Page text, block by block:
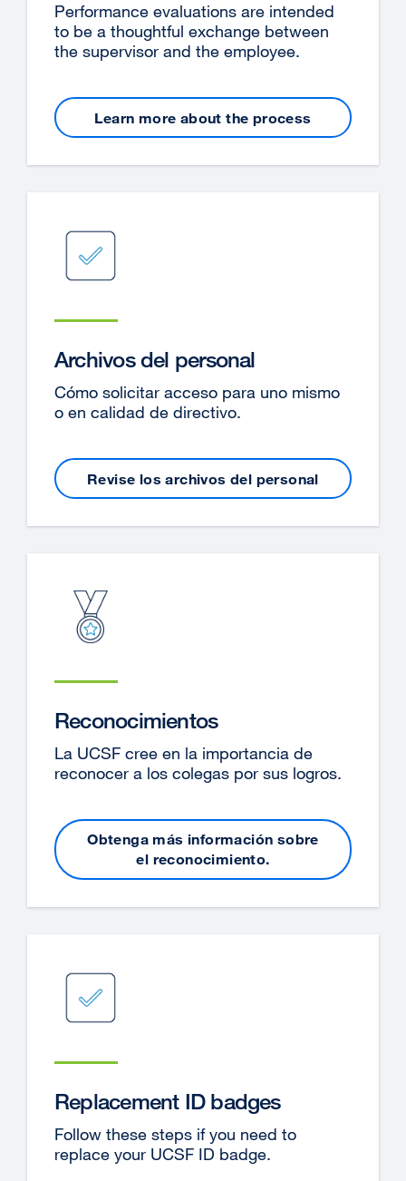
Performance evaluations are intended
to be a thoughtful exchange between
the supervisor and the employee.
Learn more about the process
Archivos del personal
Cómo solicitar acceso para uno mismo
o en calidad de directivo.
Revise los archivos del personal
Reconocimientos
La UCSF cree en la importancia de
reconocer a los colegas por sus logros.
Obtenga más información sobre
el reconocimiento.
Replacement ID badges
Follow these steps if you need to
replace your UCSF ID badge.